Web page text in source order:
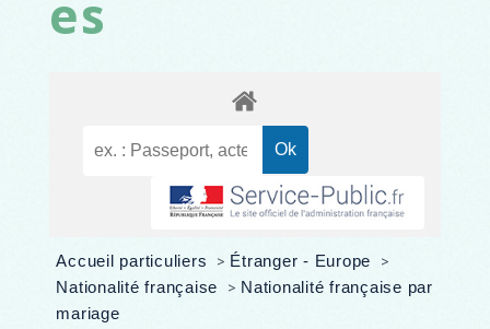
es
Accueil particuliers > Étranger - Europe >
Nationalité française > Nationalité française par
mariage